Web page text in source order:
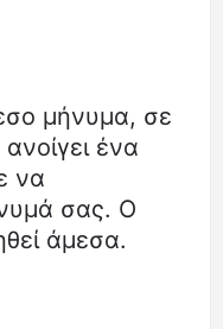
μήνυμα, σε
ένα
να
σας. Ο
άμεσα.